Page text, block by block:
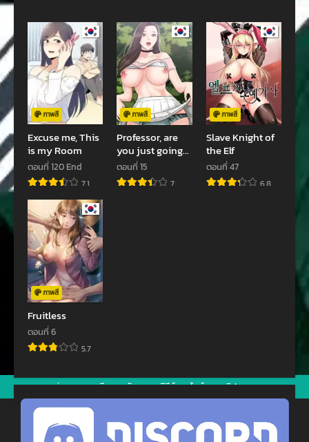
พฤษภาคม 22, 2023 พฤษภาคม 22, 2023
ตอนที่ 36
พฤษภาคม 6, 2023
ตอนที่ 35
มีนาคม 26, 2023
ตอนที่ 34
มีนาคม 9, 2023
ตอนที่ 33
กุมภาพันธ์ 8, 2023
ตอนที่ 32
มกราคม 19, 2023
ตอนที่ 30
พฤศจิกายน 25, 2022
ตอนที่ 28
ตุลาคม 27, 2022
ตอนที่ 27
ตอนที่ 26
ตุลาคม 27, 2022
ตอนที่ 24
กันยายน 28, 2022
ตอนที่ 22
สิงหาคม 5, 2022
ตอนที่ 18
สิงหาคม 5, 2022
ตอนที่ 17
ภาพสี
Excuse me, This
is my Room
ตอนที่ 120 End
7.1
ภาพสี
Professor, are
you just going
to look at me
ตอนที่ 15
7
ภาพสี
Slave Knight of
the Elf
ตอนที่ 47
6.8
ภาพสี
Fruitless
ตอนที่ 6
5.7
jav xxxจีน มังงะ ซีรีย์ออนไลน์ คลิปหลุด